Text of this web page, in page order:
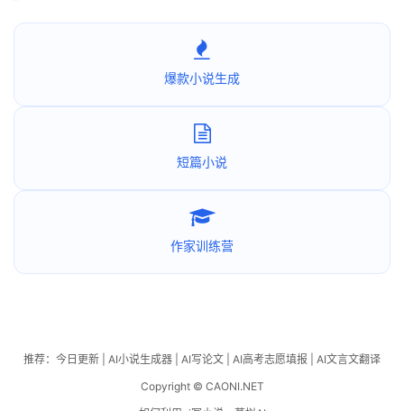
爆款小说生成
短篇小说
作家训练营
推荐： 今日更新 AI小说生成器 AI写论文 AI高考志愿填报
AI文言文翻译
Copyright © CAONI.NET